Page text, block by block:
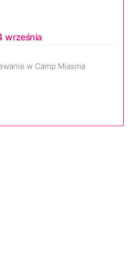
września
w Camp Miasma